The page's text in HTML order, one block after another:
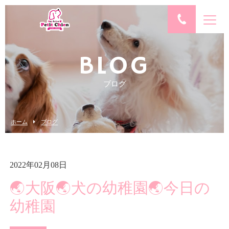
BLOG
ブログ
ホーム ブログ
2022年02月08日
🌏大阪🌏犬の幼稚園🌏今日の
幼稚園